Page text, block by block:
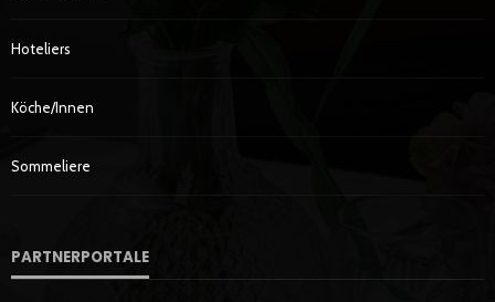
Hoteliers
Köche/innen
Sommeliere
PARTNERPORTALE